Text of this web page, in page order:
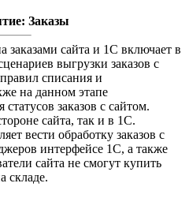
Заказы
заказами сайта и 1С включает в
выгрузки заказов с
списания и
на данном этапе
заказов с сайтом.
сайта, так и в 1С.
вести обработку заказов с
интерфейсе 1С, а также
сайта не смогут купить
складе.